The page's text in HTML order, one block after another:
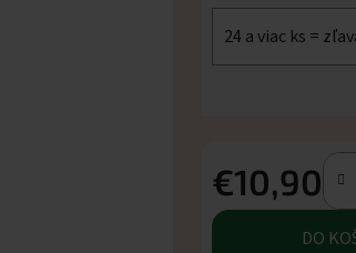
24 a viac ks =
€10,90
Jednotková cena:
DO